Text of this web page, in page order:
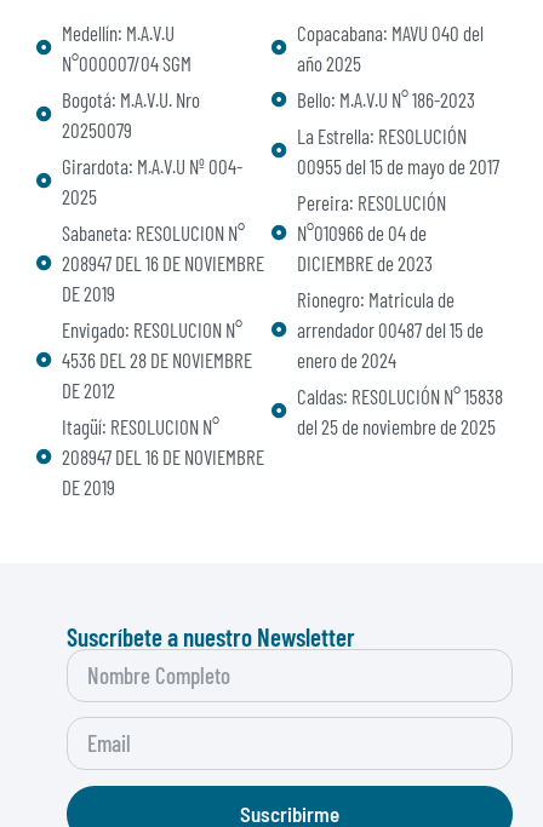
Medellín: M.A.V.U
N°000007/04 SGM
Bogotá: M.A.V.U. Nro
20250079
Girardota: M.A.V.U Nº 004-
2025
Sabaneta: RESOLUCION N°
208947 DEL 16 DE NOVIEMBRE
DE 2019
Envigado: RESOLUCION N°
4536 DEL 28 DE NOVIEMBRE
DE 2012
Itagüí: RESOLUCION N°
208947 DEL 16 DE NOVIEMBRE
DE 2019
Copacabana: MAVU 040 del
año 2025
Bello: M.A.V.U N° 186-2023
La Estrella: RESOLUCIÓN
00955 del 15 de mayo de 2017
Pereira: RESOLUCIÓN
N°010966 de 04 de
DICIEMBRE de 2023
Rionegro: Matricula de
arrendador 00487 del 15 de
enero de 2024
Caldas: RESOLUCIÓN N° 15838
del 25 de noviembre de 2025
Suscríbete a nuestro Newsletter
Suscribirme